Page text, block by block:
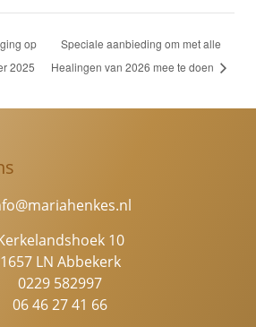
op
2025
Speciale aanbieding om met alle
Healingen van 2026 mee te doen
10
1657 LN Abbekerk
0229 582997
06 46 27 41 66